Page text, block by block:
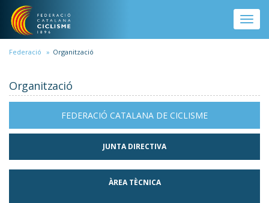
Vés al contingut
Toggle
Federació Organització
Organització
FEDERACIÓ CATALANA DE CICLISME
JUNTA DIRECTIVA
ÀREA TÈCNICA